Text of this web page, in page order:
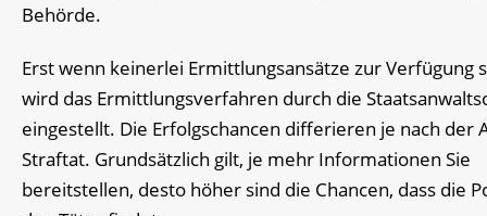
Behörde.
Erst wenn keinerlei Ermittlungsansätze zur Verfügung
wird das Ermittlungsverfahren durch die
eingestellt. Die Erfolgschancen differieren je nach der
Straftat. Grundsätzlich gilt, je mehr Informationen Sie
bereitstellen, desto höher sind die Chancen, dass die